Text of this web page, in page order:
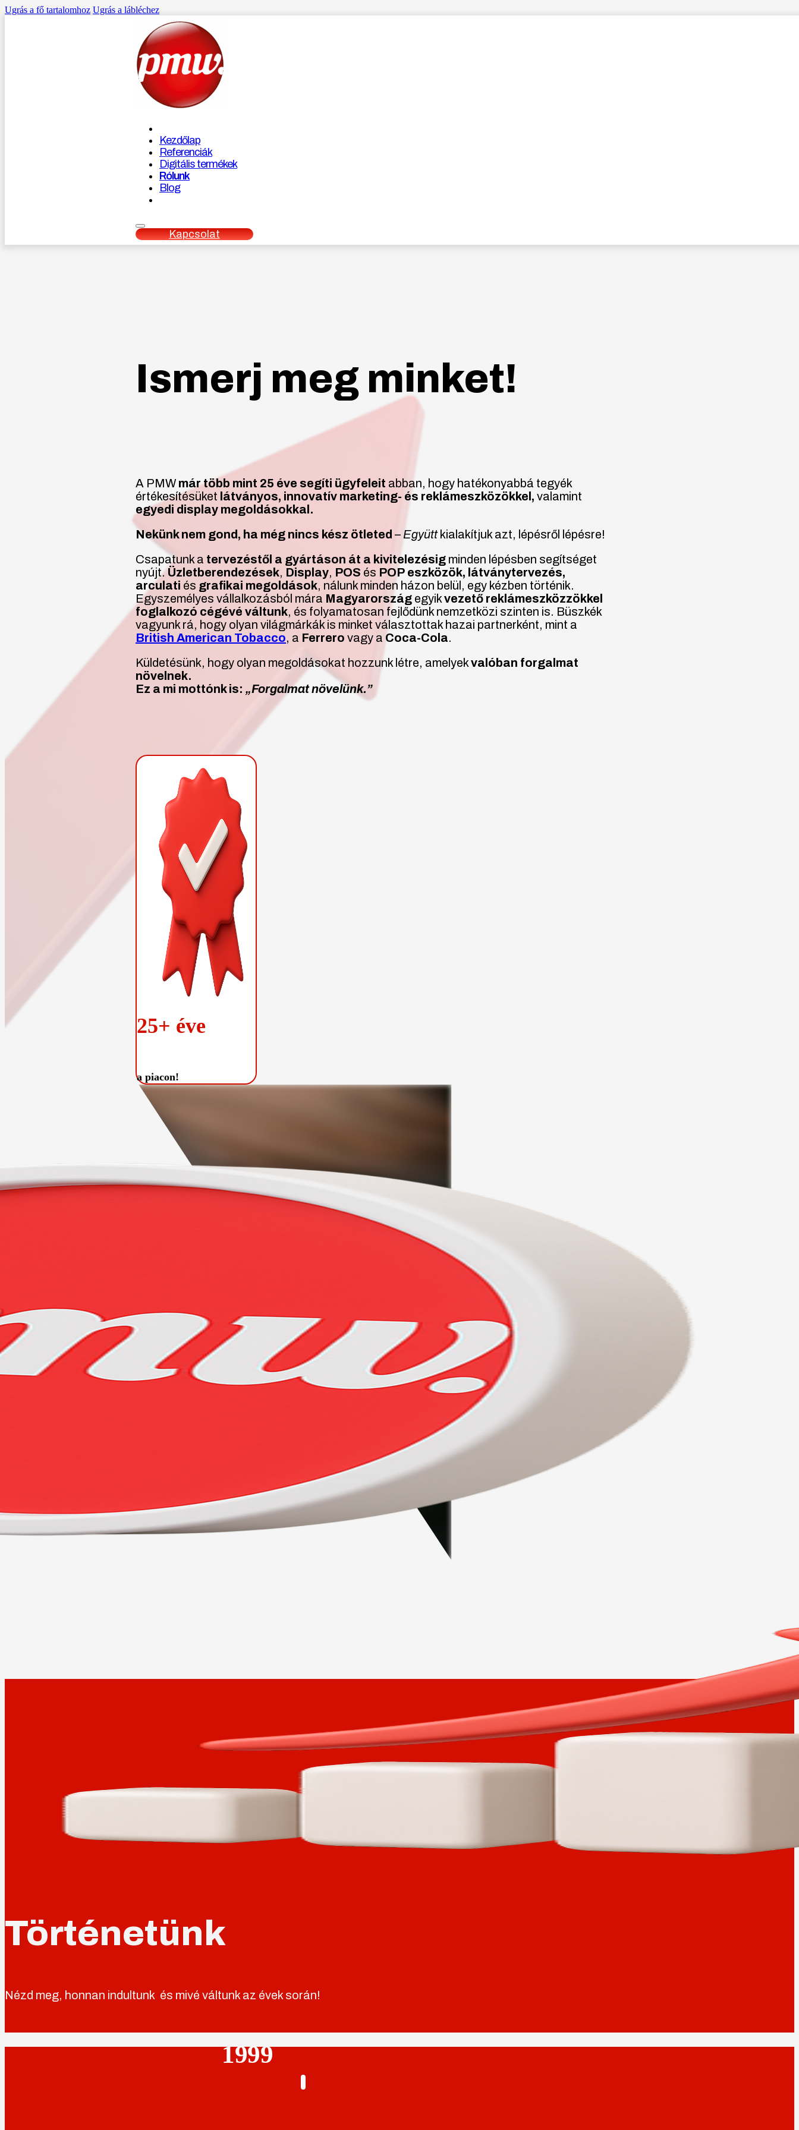
Ugrás a fő tartalomhoz Ugrás a lábléchez
Kezdőlap
Referenciák
Digitális termékek
Rólunk
Blog
Kapcsolat
Ismerj meg minket!
A PMW már több mint 25 éve segíti ügyfeleit abban, hogy hatékonyabbá tegyék
értékesítésüket látványos, innovatív marketing- és reklámeszközökkel, valamint
egyedi display megoldásokkal.
Nekünk nem gond, ha még nincs kész ötleted – Együttkialakítjuk azt, lépésről lépésre!
Csapatunk a tervezéstől a gyártáson át a kivitelezésig minden lépésben segítséget
nyújt.Üzletberendezések, Display, POS és POP eszközök, látványtervezés,
arculati és grafikai megoldások, nálunk minden házon belül, egy kézben történik.
Egyszemélyes vállalkozásból mára Magyarország egyikvezető reklámeszközzökkel
foglalkozó cégévé váltunk, és folyamatosan fejlődünk nemzetközi szinten is. Büszkék
vagyunk rá, hogy olyan világmárkák is minket választottak hazai partnerként, mint a
British American Tobacco, a Ferrero vagy a Coca-Cola.
Küldetésünk, hogy olyan megoldásokat hozzunk létre, amelyekvalóban forgalmat
növelnek.
Ez a mi mottónk is: „Forgalmat növelünk.”
25+ éve
a piacon!
Történetünk
Nézd meg, honnan indultunk és mivé váltunk az évek során!
1999